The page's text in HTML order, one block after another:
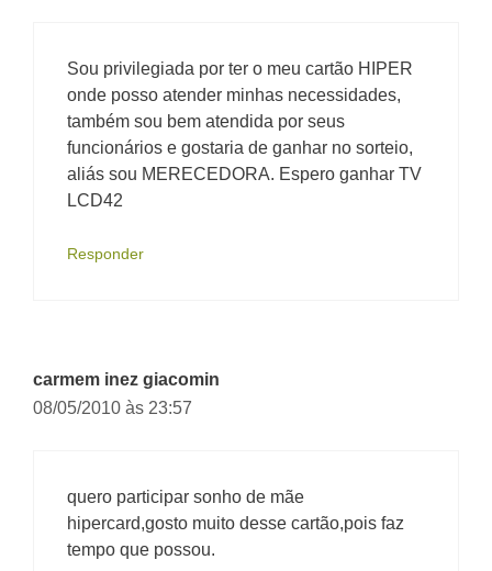
Sou privilegiada por ter o meu cartão HIPER
onde posso atender minhas necessidades,
também sou bem atendida por seus
funcionários e gostaria de ganhar no sorteio,
aliás sou MERECEDORA. Espero ganhar TV
LCD42
Responder
carmem inez giacomin
08/05/2010 às 23:57
quero participar sonho de mãe
hipercard,gosto muito desse cartão,pois faz
tempo que possou.